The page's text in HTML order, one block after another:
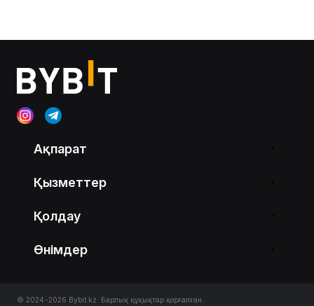
Ақпарат
Қызметтер
Қолдау
Өнімдер
© 2024-2026 Bybit.kz. Барлық құқықтар қорғалған.